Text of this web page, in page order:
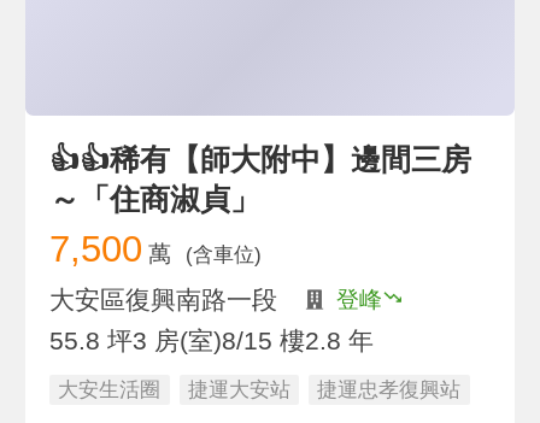
👍👍稀有【師大附中】邊間三房
～「住商淑貞」
7,500 萬 (含車位)
大安區復興南路一段 登峰
55.8 坪3 房(室)8/15 樓2.8 年
大安生活圈 捷運大安站 捷運忠孝復興站